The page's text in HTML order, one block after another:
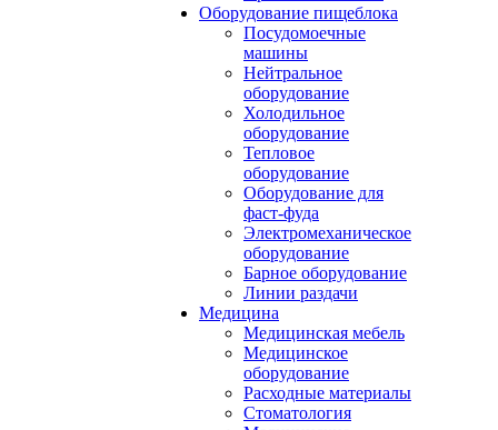
Оборудование пищеблока
Посудомоечные
машины
Нейтральное
оборудование
Холодильное
оборудование
Тепловое
оборудование
Оборудование для
фаст-фуда
Электромеханическое
оборудование
Барное оборудование
Линии раздачи
Медицина
Медицинская мебель
Медицинское
оборудование
Расходные материалы
Стоматология